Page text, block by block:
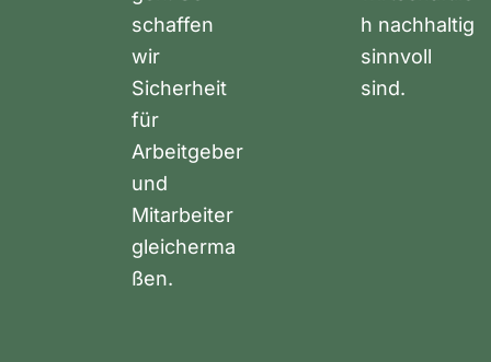
schaffen
wir
Sicherheit
für
Arbeitgeber
und
Mitarbeiter
gleicherma
ßen.
h nachhaltig
sinnvoll
sind.